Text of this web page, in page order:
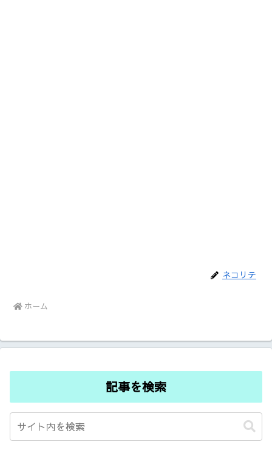
ネコリテ
ホーム
記事を検索